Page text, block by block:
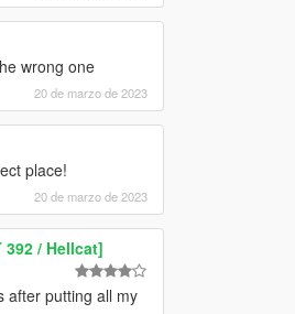
wrong one
20 de marzo de 2023
place!
20 de marzo de 2023
392 / Hellcat]
after putting all my